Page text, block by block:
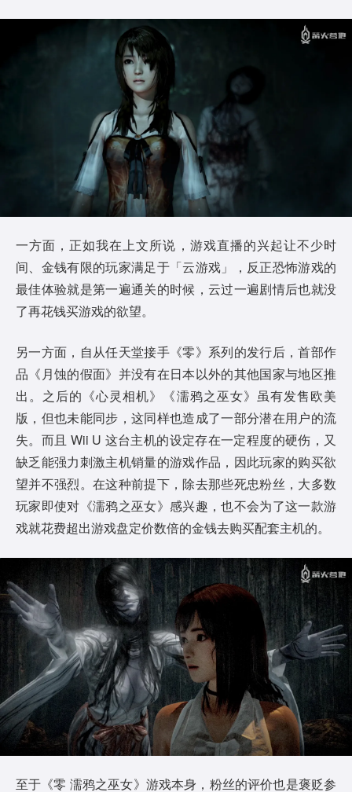
一方面，正如我在上文所说，游戏直播的兴起让不少时
间、金钱有限的玩家满足于「云游戏」，反正恐怖游戏的
最佳体验就是第一遍通关的时候，云过一遍剧情后也就没
了再花钱买游戏的欲望。
另一方面，自从任天堂接手《零》系列的发行后，首部作
品《月蚀的假面》并没有在日本以外的其他国家与地区推
出。之后的《心灵相机》《濡鸦之巫女》虽有发售欧美
版，但也未能同步，这同样也造成了一部分潜在用户的流
失。而且 Wii U 这台主机的设定存在一定程度的硬伤，又
缺乏能强力刺激主机销量的游戏作品，因此玩家的购买欲
望并不强烈。在这种前提下，除去那些死忠粉丝，大多数
玩家即使对《濡鸦之巫女》感兴趣，也不会为了这一款游
戏就花费超出游戏盘定价数倍的金钱去购买配套主机的。
至于《零 濡鸦之巫女》游戏本身，粉丝的评价也是褒贬参